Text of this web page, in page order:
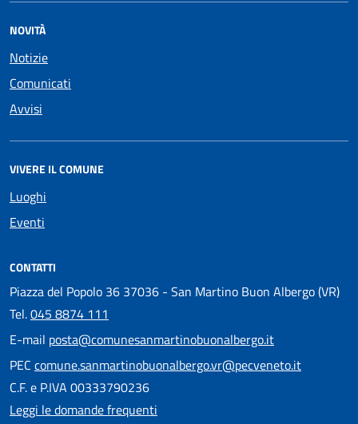
NOVITÀ
Notizie
Comunicati
Avvisi
VIVERE IL COMUNE
Luoghi
Eventi
CONTATTI
Piazza del Popolo 36 37036 - San Martino Buon Albergo (VR)
Tel.045 8874 111
E-mail posta@comunesanmartinobuonalbergo.it
PEC comune.sanmartinobuonalbergo.vr@pecveneto.it
C.F. e P.IVA 00333790236
Leggi le domande frequenti